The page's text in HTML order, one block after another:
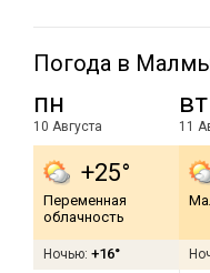
Погода в
пн
10 Августа
+25°
Переменная
облачность
Ночью: +16°
вт
11